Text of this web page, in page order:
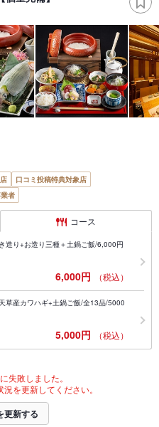
口コミ投稿特典対象店
者
コース
造り+お造り三種＋土鍋ご飯/6,000円
6,000円 （税込）
草産カワハギ+土鍋ご飯/全13品/5000
5,000円 （税込）
失敗しました。
を更新してください。
更新する